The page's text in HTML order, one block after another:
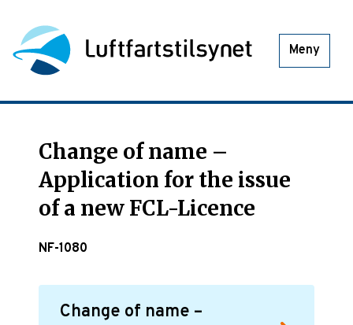
Meny
Change of name –
Application for the issue
of a new FCL-Licence
NF-1080
Change of name –